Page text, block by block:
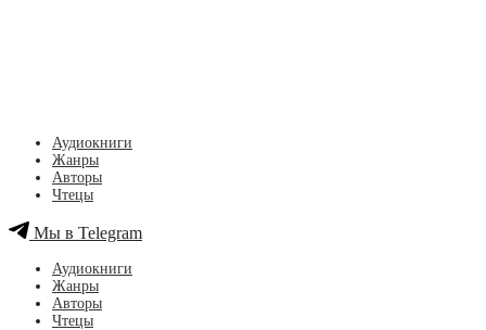
Аудиокниги
Жанры
Авторы
Чтецы
Мы в Telegram
Аудиокниги
Жанры
Авторы
Чтецы